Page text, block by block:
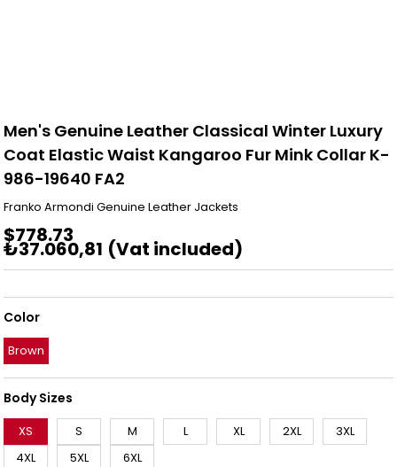
Men's Genuine Leather Classical Winter Luxury
Coat Elastic Waist Kangaroo Fur Mink Collar K-
986-19640 FA2
Franko Armondi Genuine Leather Jackets
$778.73
₺37.060,81 (Vat included)
Color
Brown
Body Sizes
XS S M L XL 2XL
3XL
4XL
5XL 6XL